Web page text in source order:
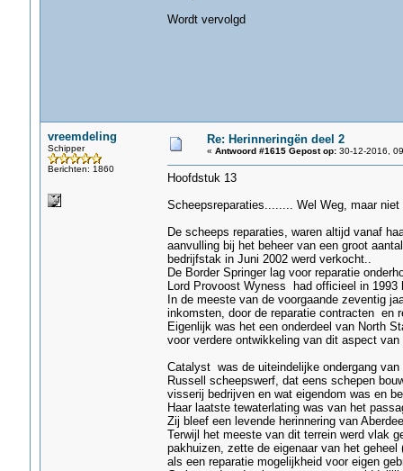
Wordt vervolgd
vreemdeling
Schipper
Berichten: 1860
Re: Herinneringën deel 2
« Antwoord #1615 Gepost op:30-12-2016,
Hoofdstuk 13
Scheepsreparaties........ Wel Weg, maar niet
De scheeps reparaties, waren altijd vanaf
aanvulling bij het beheer van een groot
bedrijfstak in Juni 2002 werd verkocht..
De Border Springer lag voor reparatie
Lord Provoost Wyness had officieel in 1993
In de meeste van de voorgaande zeventig
inkomsten, door de reparatie contracten en
Eigenlijk was het een onderdeel van North
voor verdere ontwikkeling van dit aspect van
Catalyst was de uiteindelijke ondergang
Russell scheepswerf, dat eens schepen
visserij bedrijven en wat eigendom was en
Haar laatste tewaterlating was van het
Zij bleef een levende herinnering van
Terwijl het meeste van dit terrein werd vlak
pakhuizen, zette de eigenaar van het
als een reparatie mogelijkheid voor eigen